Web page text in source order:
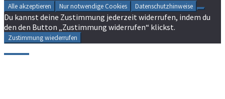
Alle akzeptieren Nur notwendige Cookies Datenschutzhinweise
Du kannst deine Zustimmung jederzeit widerrufen, indem du
den den Button „Zustimmung widerrufen“ klickst.
Zustimmung wiederrufen